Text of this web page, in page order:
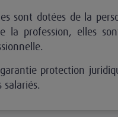
sont dotées de la
la profession, elles
protection
salariés.